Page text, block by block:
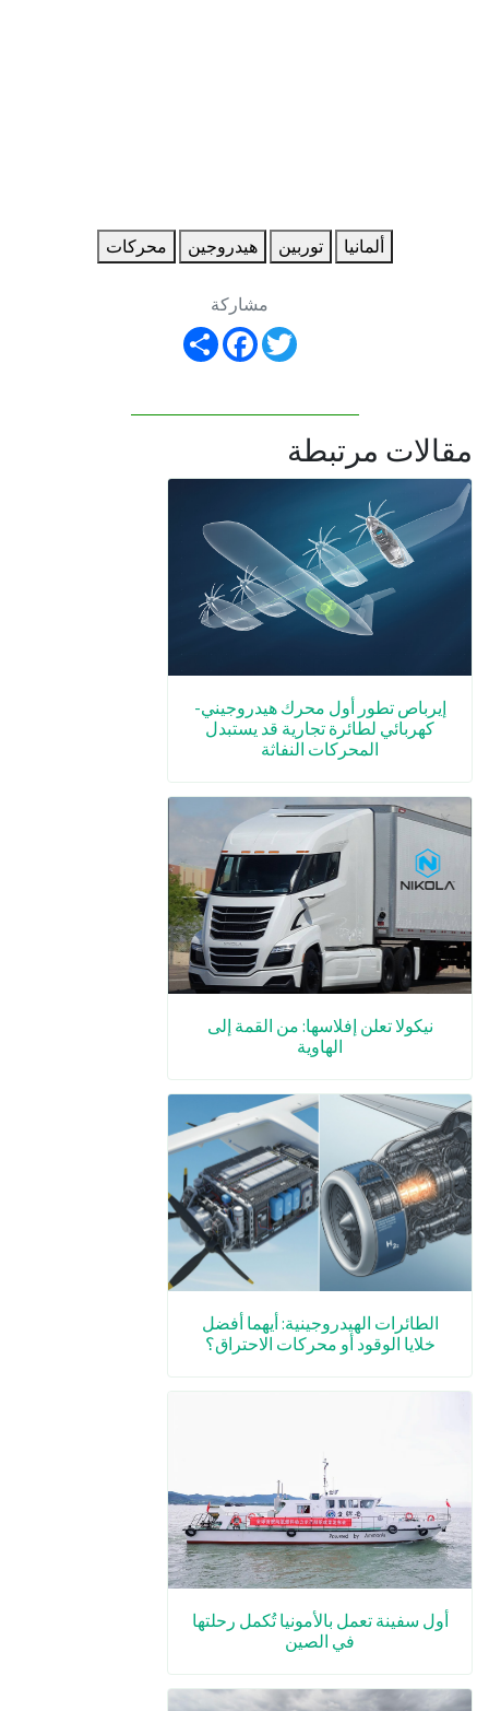
ألمانيا توربين هيدروجين محركات
مشاركة
Share
FacebookTwitter
مقالات مرتبطة
إيرباص تطور أول محرك هيدروجيني-
كهربائي لطائرة تجارية قد يستبدل
المحركات النفاثة
نيكولا تعلن إفلاسها: من القمة إلى
الهاوية
الطائرات الهيدروجينية: أيهما أفضل
خلايا الوقود أو محركات الاحتراق؟
أول سفينة تعمل بالأمونيا تُكمل رحلتها
في الصين